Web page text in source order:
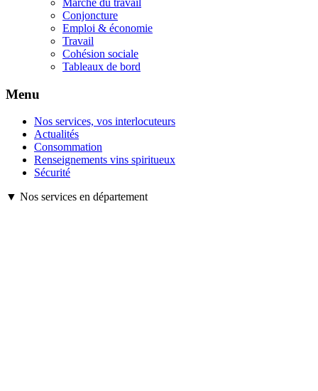
Marché du travail
Conjoncture
Emploi & économie
Travail
Cohésion sociale
Tableaux de bord
Menu
Nos services, vos interlocuteurs
Actualités
Consommation
Renseignements vins spiritueux
Sécurité
▼ Nos services en département